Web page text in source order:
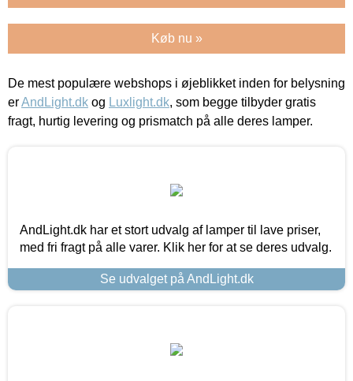
Køb nu »
De mest populære webshops i øjeblikket inden for belysning
erAndLight.dk og Luxlight.dk, som begge tilbyder gratis
fragt, hurtig levering og prismatch på alle deres lamper.
AndLight.dk har et stort udvalg af lamper til lave priser,
med fri fragt på alle varer. Klik her for at se deres udvalg.
Se udvalget på AndLight.dk